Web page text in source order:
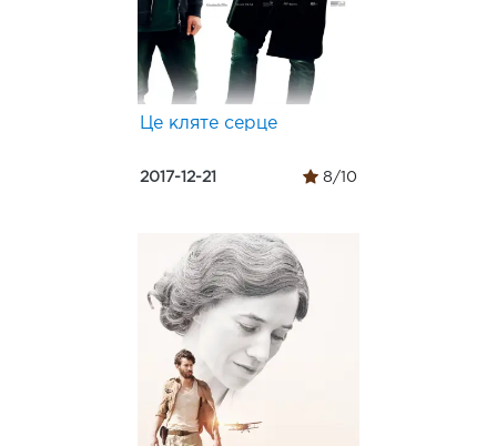
Це кляте серце
2017-12-21 8/10